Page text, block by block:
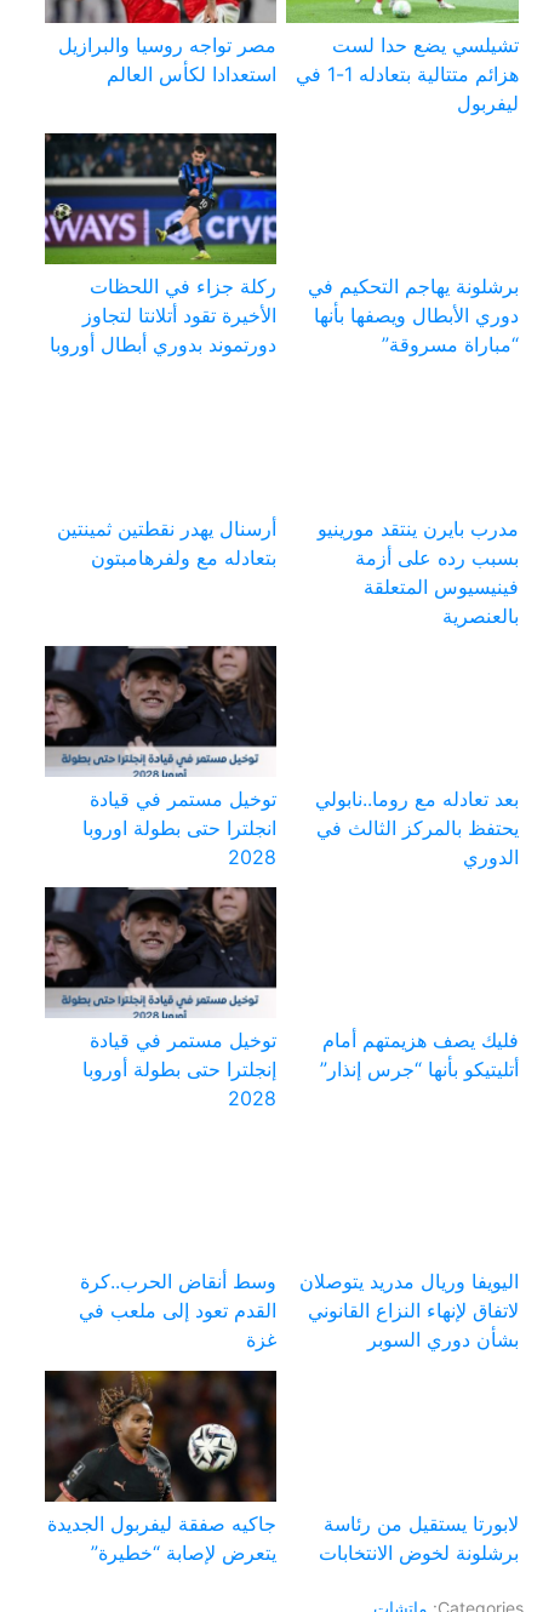
تشيلسي يضع حدا لست
هزائم متتالية بتعادله 1-1 في
ليفربول
مصر تواجه روسيا والبرازيل
استعدادا لكأس العالم
برشلونة يهاجم التحكيم في
دوري الأبطال ويصفها بأنها
“مباراة مسروقة”
ركلة جزاء في اللحظات
الأخيرة تقود أتلانتا لتجاوز
دورتموند بدوري أبطال أوروبا
مدرب بايرن ينتقد مورينيو
بسبب رده على أزمة
فينيسيوس المتعلقة
بالعنصرية
أرسنال يهدر نقطتين ثمينتين
بتعادله مع ولفرهامبتون
بعد تعادله مع روما..نابولي
يحتفظ بالمركز الثالث في
الدوري
توخيل مستمر في قيادة
انجلترا حتى بطولة اوروبا
2028
فليك يصف هزيمتهم أمام
أتليتيكو بأنها “جرس إنذار”
توخيل مستمر في قيادة
إنجلترا حتى بطولة أوروبا
2028
اليويفا وريال مدريد يتوصلان
لاتفاق لإنهاء النزاع القانوني
بشأن دوري السوبر
وسط أنقاض الحرب..كرة
القدم تعود إلى ملعب في
غزة
لابورتا يستقيل من رئاسة
برشلونة لخوض الانتخابات
جاكيه صفقة ليفربول الجديدة
يتعرض لإصابة “خطيرة”
Categories: ماتشات